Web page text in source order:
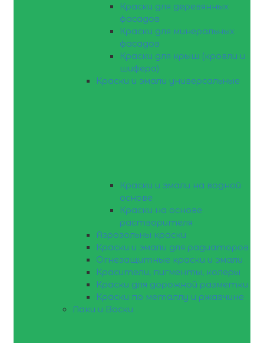
Краски для деревянных
фасадов
Краски для минеральных
фасадов
Краски для крыш (кровли и
шифера)
Краски и эмали универсальные
Краски и эмали на водной
основе
Краски на основе
растворителя
Аэрозольны краски
Краски и эмали для радиаторов
Огнезащитные краски и эмали
Красители, пигменты, колеры
Краски для дорожной разметки
Краски по металлу и ржавчине
Лаки и Воски